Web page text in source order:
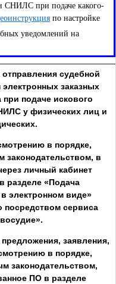
СНИЛС при подаче какого-
по настройке
уведомлений на
судебной
заказных
подаче искового
у физических лиц и
в порядке,
законодательством, в
личный кабинет
разделе «Подача
электронном виде»
посредством сервиса
заявления,
в порядке,
законодательством,
ПО в разделе